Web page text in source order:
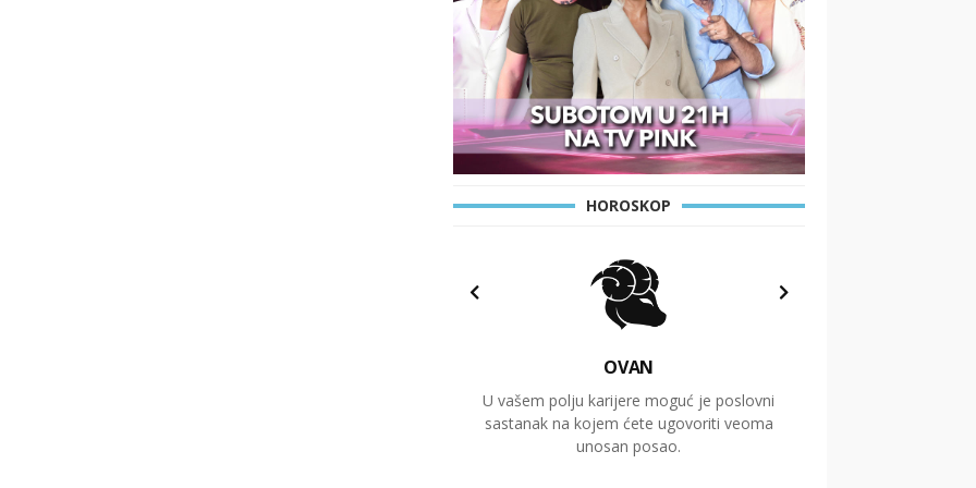
HOROSKOP
OVAN
U vašem polju karijere moguć je poslovni
sastanak na kojem ćete ugovoriti veoma
unosan posao.